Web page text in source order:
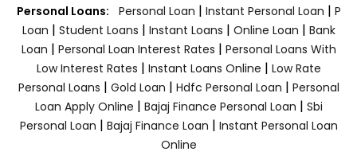
Personal Loans: Personal Loan | Instant Personal Loan | P
Loan | Student Loans | Instant Loans | Online Loan | Bank
Loan | Personal Loan Interest Rates | Personal Loans With
Low Interest Rates | Instant Loans Online | Low Rate
Personal Loans | Gold Loan | Hdfc Personal Loan | Personal
Loan Apply Online | Bajaj Finance Personal Loan | Sbi
Personal Loan | Bajaj Finance Loan | Instant Personal Loan
Online